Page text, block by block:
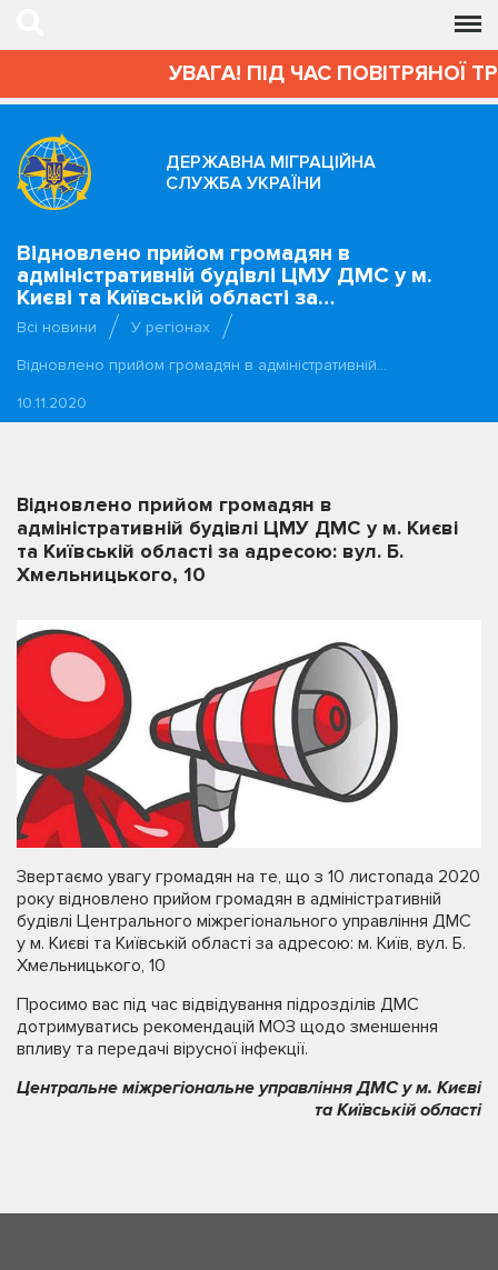
УВАГА! ПІД ЧАС ПОВІТРЯНОЇ
ДЕРЖАВНА МІГРАЦІЙНА
СЛУЖБА УКРАЇНИ
Відновлено прийом громадян в
адміністративній будівлі ЦМУ ДМС у м.
Києві та Київській області за…
Всі новини
У регіонах
Відновлено прийом громадян в адміністративній…
10.11.2020
Відновлено прийом громадян в
адміністративній будівлі ЦМУ ДМС у м. Києві
та Київській області за адресою: вул. Б.
Хмельницького, 10
Звертаємо увагу громадян на те, що з 10 листопада 2020
року відновлено прийом громадян в адміністративній
будівлі Центрального міжрегіонального управління ДМС
у м. Києві та Київській області за адресою: м. Київ, вул. Б.
Хмельницького, 10
Просимо вас під час відвідування підрозділів ДМС
дотримуватись рекомендацій МОЗ щодо зменшення
впливу та передачі вірусної інфекції.
Центральне міжрегіональне управління ДМС у м. Києві
та Київській області